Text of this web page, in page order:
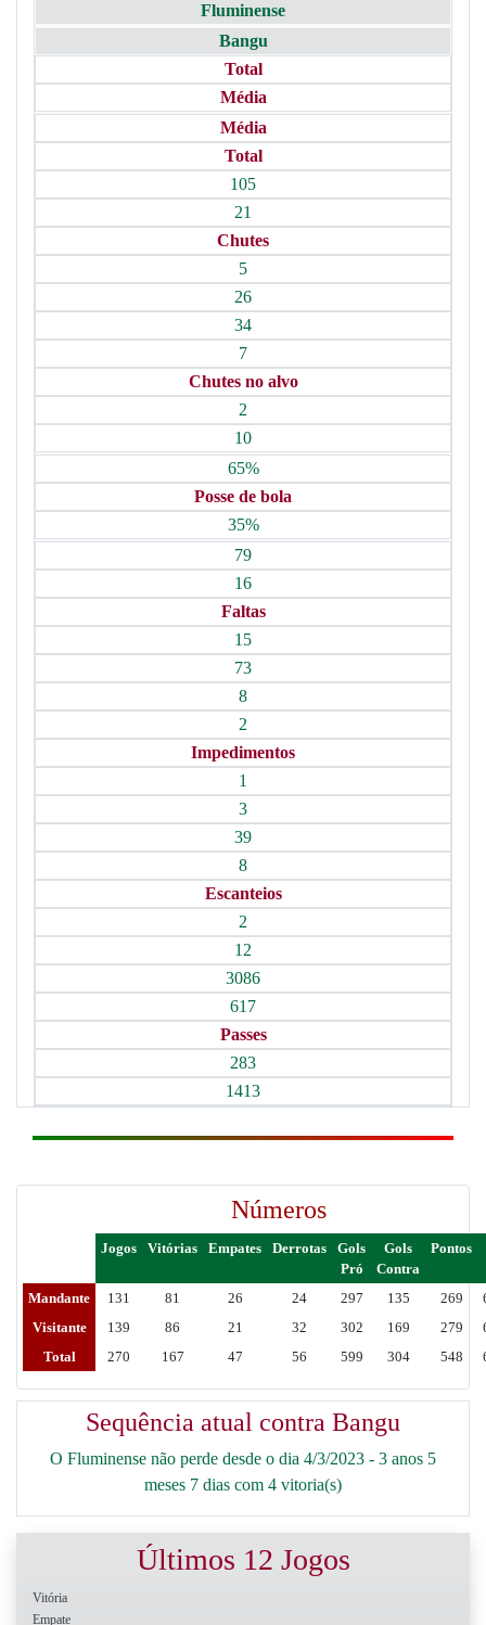
Fluminense
Bangu
Total
Média
Média
Total
105
21
Chutes
5
26
34
7
Chutes no alvo
2
10
65%
Posse de bola
35%
79
16
Faltas
15
73
8
2
Impedimentos
1
3
39
8
Escanteios
2
12
3086
617
Passes
283
1413
Números
Jogos Vitórias Empates Derrotas
Gols
Pró
Gols
Contra
Pontos
Mandante 131 81 26 24 297 135 269
Visitante
139 86 21 32 302 169 279
Total
270 167 47 56 599 304 548
Sequência atual contra Bangu
O Fluminense não perde desde o dia 4/3/2023 - 3 anos 5
meses 7 dias com 4 vitoria(s)
Últimos 12 Jogos
Vitória
Empate